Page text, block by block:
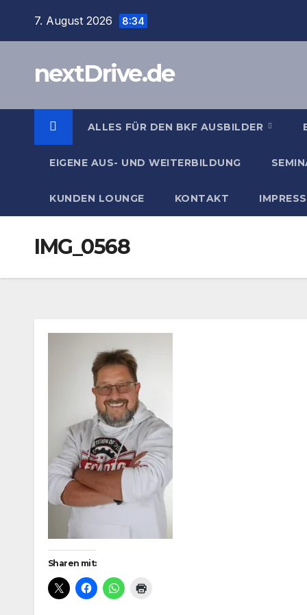
7. August 2026 8:34
nextDrive.de
ALLES FÜR DEN BKF AUSBILDER
EIGENE AUS- UND WEITERBILDUNG
KUNDEN LOUNGE KONTAKT
IMG_0568
Sharen mit: